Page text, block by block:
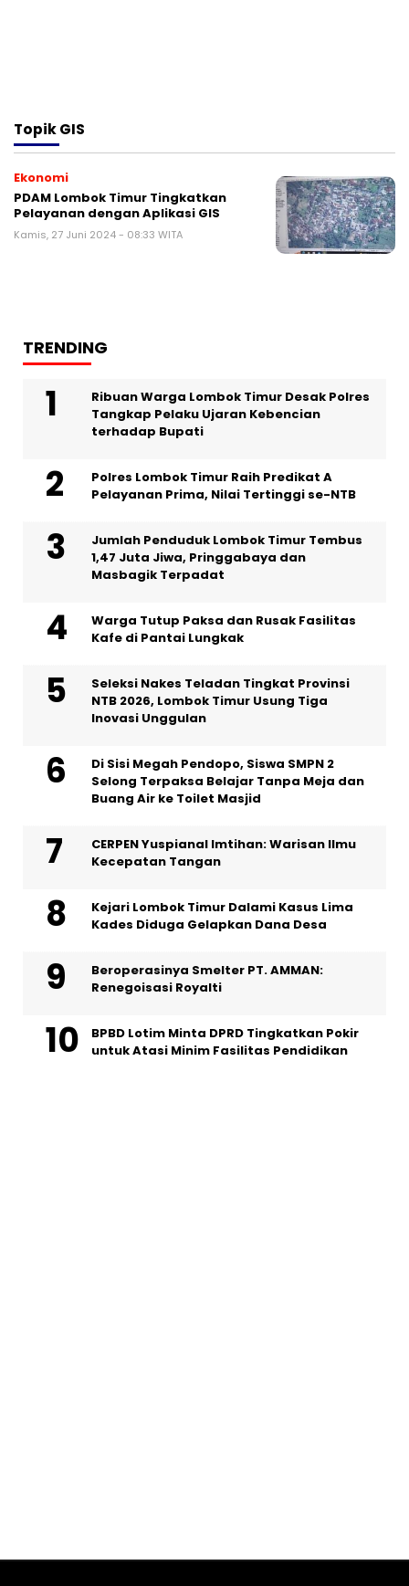
TopikGIS
Ekonomi
PDAM Lombok Timur Tingkatkan
Pelayanan dengan Aplikasi GIS
Kamis, 27 Juni 2024 - 08:33 WITA
TRENDING
Ribuan Warga Lombok Timur Desak Polres
Tangkap Pelaku Ujaran Kebencian
terhadap Bupati
Polres Lombok Timur Raih Predikat A
Pelayanan Prima, Nilai Tertinggi se-NTB
Jumlah Penduduk Lombok Timur Tembus
1,47 Juta Jiwa, Pringgabaya dan
Masbagik Terpadat
Warga Tutup Paksa dan Rusak Fasilitas
Kafe di Pantai Lungkak
Seleksi Nakes Teladan Tingkat Provinsi
NTB 2026, Lombok Timur Usung Tiga
Inovasi Unggulan
Di Sisi Megah Pendopo, Siswa SMPN 2
Selong Terpaksa Belajar Tanpa Meja dan
Buang Air ke Toilet Masjid
CERPEN Yuspianal Imtihan: Warisan Ilmu
Kecepatan Tangan
Kejari Lombok Timur Dalami Kasus Lima
Kades Diduga Gelapkan Dana Desa
Beroperasinya Smelter PT. AMMAN:
Renegoisasi Royalti
BPBD Lotim Minta DPRD Tingkatkan Pokir
untuk Atasi Minim Fasilitas Pendidikan